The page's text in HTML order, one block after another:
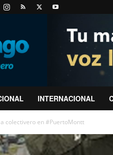
INTERNACIONAL
colectivero en #PuertoMontt